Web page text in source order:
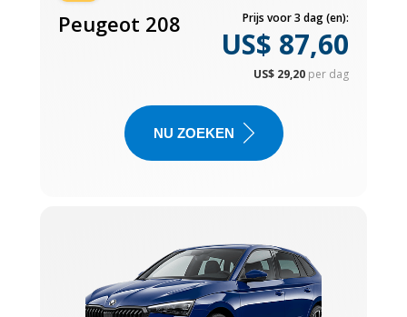
Peugeot 208 Prijs voor 3 dag (en):
US$ 87,60
US$ 29,20 per dag
NU ZOEKEN